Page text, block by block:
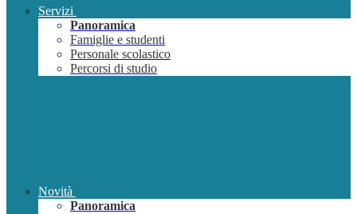
Servizi
Panoramica
Famiglie e studenti
Personale scolastico
Percorsi di studio
Novità
Panoramica